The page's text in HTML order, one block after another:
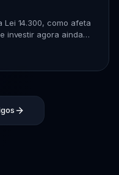
14.300, como afeta
investir agora ainda